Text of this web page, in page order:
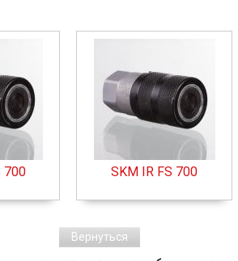
700 SKM IR FS 700
Вернуться